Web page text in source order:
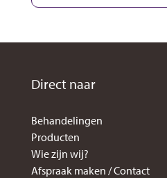
Direct naar
Behandelingen
Producten
Wie zijn wij?
Afspraak maken / Contact